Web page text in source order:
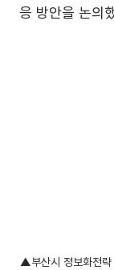
응 방안을 논의
▲부산시 정보화전략